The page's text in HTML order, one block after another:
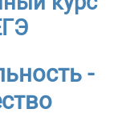
-